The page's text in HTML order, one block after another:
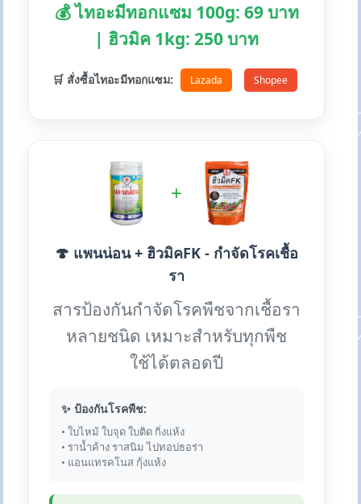
💰 ไทอะมีทอกแซม 100g: 69 บาท
| ฮิวมิค 1kg: 250 บาท
🛒 สั่งซื้อไทอะมีทอกแซม: Lazada Shopee
+
🍄 แพนน่อน + ฮิวมิคFK - กำจัดโรคเชื้อ
รา
สารป้องกันกำจัดโรคพืชจากเชื้อรา
หลายชนิด เหมาะสำหรับทุกพืช
ใช้ได้ตลอดปี
✨ ป้องกันโรคพืช:
• ใบไหม้ ใบจุด ใบติด กิ่งแห้ง
• ราน้ำค้าง ราสนิม ไปทอปธอร่า
• แอนแทรคโนส กุ้งแห้ง